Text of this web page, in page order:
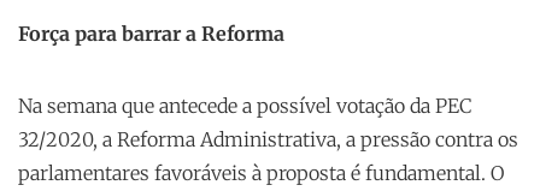
Força para barrar a Reforma
Na semana que antecede a possível votação da PEC
32/2020, a Reforma Administrativa, a pressão contra os
parlamentares favoráveis à proposta é fundamental. O